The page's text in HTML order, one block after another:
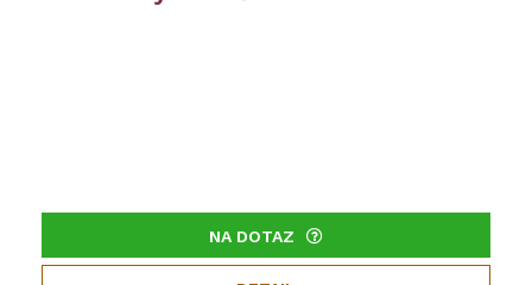
NA DOTAZ